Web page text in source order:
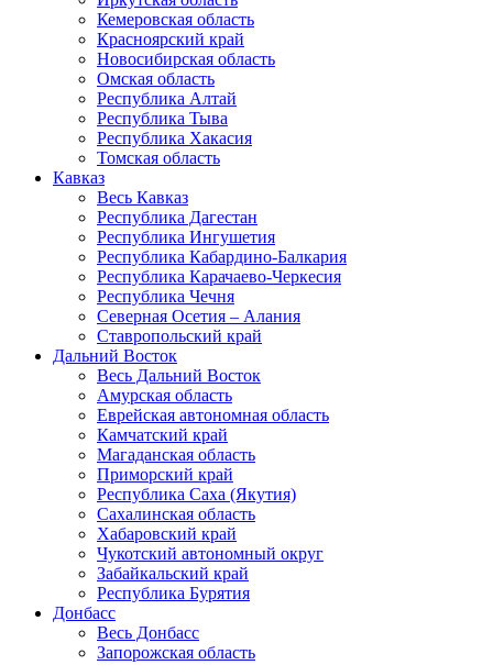
Кемеровская область
Красноярский край
Новосибирская область
Омская область
Республика Алтай
Республика Тыва
Республика Хакасия
Томская область
Кавказ
Весь Кавказ
Республика Дагестан
Республика Ингушетия
Республика Кабардино-Балкария
Республика Карачаево-Черкесия
Республика Чечня
Северная Осетия – Алания
Ставропольский край
Дальний Восток
Весь Дальний Восток
Амурская область
Еврейская автономная область
Камчатский край
Магаданская область
Приморский край
Республика Саха (Якутия)
Сахалинская область
Хабаровский край
Чукотский автономный округ
Забайкальский край
Республика Бурятия
Донбасс
Весь Донбасс
Запорожская область